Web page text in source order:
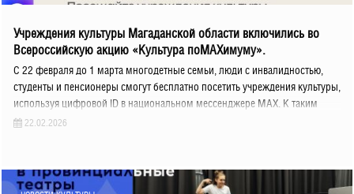
Учреждения культуры Магаданской области включились во
Всероссийскую акцию «Культура поMAХимуму».⁣
С 22 февраля до 1 марта многодетные семьи, люди с инвалидностью,
студенты и пенсионеры смогут бесплатно посетить учреждения культуры,
используя цифровой ID в национальном мессенджере MAX. К таким
22.02.2026